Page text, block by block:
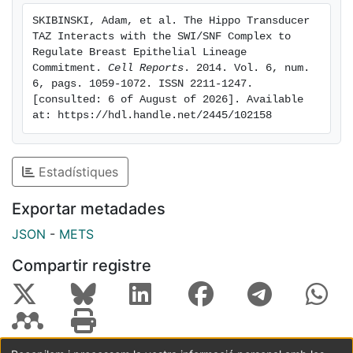
SKIBINSKI, Adam, et al. The Hippo Transducer
TAZ Interacts with the SWI/SNF Complex to
Regulate Breast Epithelial Lineage
Commitment. Cell Reports . 2014. Vol. 6, num.
6, pags. 1059-1072. ISSN 2211-1247.
[consulted: 6 of August of 2026]. Available
at: https://hdl.handle.net/2445/102158
Estadístiques
Exportar metadades
JSON - METS
Compartir registre